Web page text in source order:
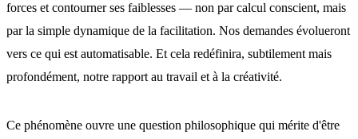
forces et contourner ses faiblesses — non par calcul conscient, mais
par la simple dynamique de la facilitation. Nos demandes évolueront
vers ce qui est automatisable. Et cela redéfinira, subtilement mais
profondément, notre rapport au travail et à la créativité.
Ce phénomène ouvre une question philosophique qui mérite d'être